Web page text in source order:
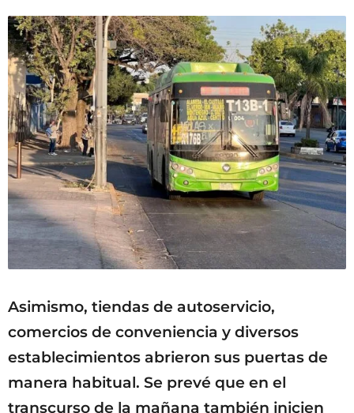
Asimismo, tiendas de autoservicio,
comercios de conveniencia y diversos
establecimientos abrieron sus puertas de
manera habitual. Se prevé que en el
transcurso de la mañana también inicien